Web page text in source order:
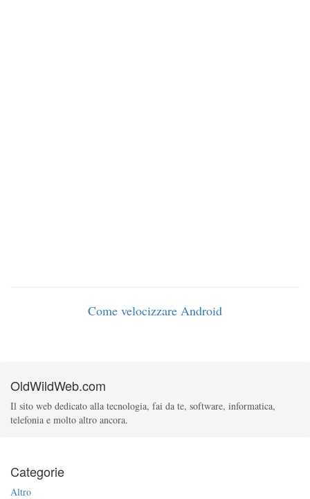
Come velocizzare Android
OldWildWeb.com
Il sito web dedicato alla tecnologia, fai da te, software, informatica,
telefonia e molto altro ancora.
Categorie
Altro